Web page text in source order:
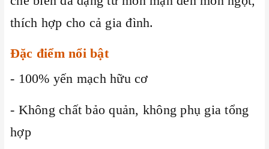
thích hợp cho cả gia đình.
Đặc điểm nổi bật
- 100% yến mạch hữu cơ
- Không chất bảo quản, không phụ gia tổng
hợp